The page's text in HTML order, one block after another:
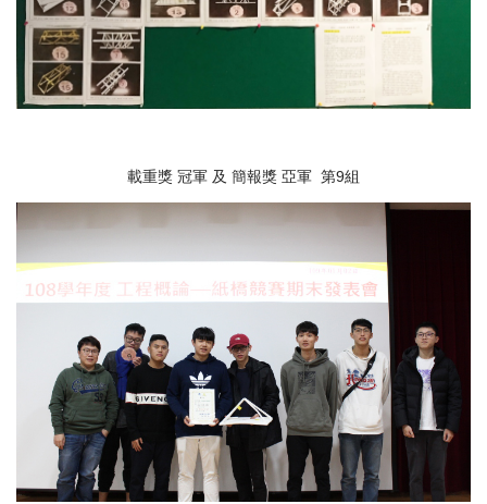
載重獎 冠軍 及 簡報獎 亞軍 第9組